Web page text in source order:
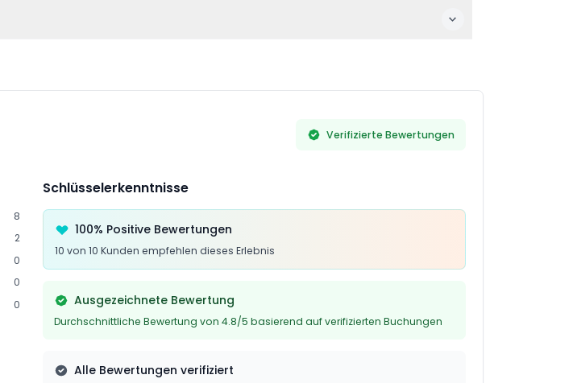
Verifizierte Bewertungen
8
2
0
0
0
Schlüsselerkenntnisse
100% Positive Bewertungen
10 von 10 Kunden empfehlen dieses Erlebnis
Ausgezeichnete Bewertung
Durchschnittliche Bewertung von 4.8/5 basierend auf verifizierten Buchungen
Alle Bewertungen verifiziert